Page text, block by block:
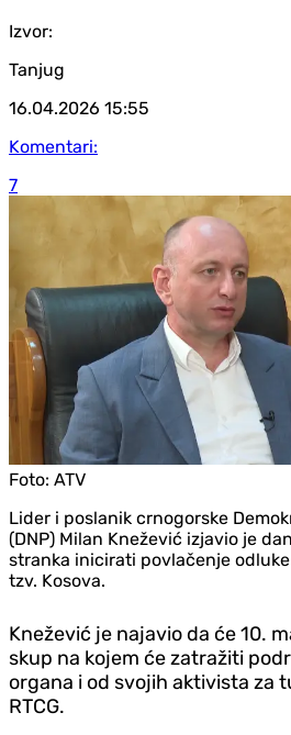
Izvor:
Tanjug
16.04.2026 15:55
Komentari:
7
Foto: ATV
Lider i poslanik crnogorske
(DNP) Milan Knežević izjavio je
stranka inicirati povlačenje
tzv. Kosova.
Knežević je najavio da će 10.
skup na kojem će zatražiti
organa i od svojih aktivista za
RTCG.